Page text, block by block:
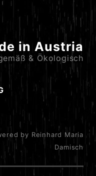
in Austria
& Ökologisch
by Reinhard Maria
Damisch